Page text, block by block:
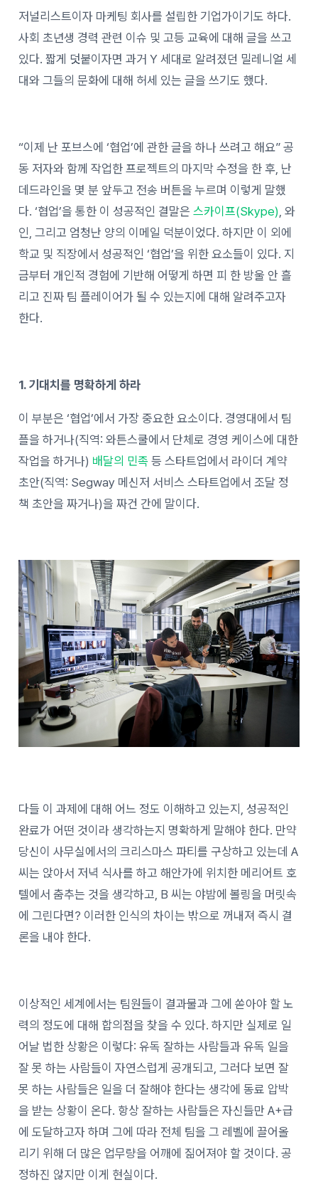
저널리스트이자 마케팅 회사를 설립한 기업가이기도 하다.
사회 초년생 경력 관련 이슈 및 고등 교육에 대해 글을 쓰고
있다. 짧게 덧붙이자면 과거 Y 세대로 알려졌던 밀레니얼 세
대와 그들의 문화에 대해 허세 있는 글을 쓰기도 했다.
“이제 난 포브스에 ‘협업’에 관한 글을 하나 쓰려고 해요” 공
동 저자와 함께 작업한 프로젝트의 마지막 수정을 한 후, 난
데드라인을 몇 분 앞두고 전송 버튼을 누르며 이렇게 말했
다. ‘협업’을 통한 이 성공적인 결말은스카이프(Skype) , 와
인, 그리고 엄청난 양의 이메일 덕분이었다. 하지만 이 외에
학교 및 직장에서 성공적인 ‘협업’을 위한 요소들이 있다. 지
금부터 개인적 경험에 기반해 어떻게 하면 피 한 방울 안 흘
리고 진짜 팀 플레이어가 될 수 있는지에 대해 알려주고자
한다.
1. 기대치를 명확하게 하라
이 부분은 ‘협업’에서 가장 중요한 요소이다. 경영대에서 팀
플을 하거나(직역: 와튼스쿨에서 단체로 경영 케이스에 대한
작업을 하거나) 배달의 민족 등 스타트업에서 라이더 계약
초안(직역: Segway 메신저 서비스 스타트업에서 조달 정
책 초안을 짜거나)을 짜건 간에 말이다.
다들 이 과제에 대해 어느 정도 이해하고 있는지, 성공적인
완료가 어떤 것이라 생각하는지 명확하게 말해야 한다. 만약
당신이 사무실에서의 크리스마스 파티를 구상하고 있는데 A
씨는 앉아서 저녁 식사를 하고 해안가에 위치한 메리어트 호
텔에서 춤추는 것을 생각하고, B 씨는 야밤에 볼링을 머릿속
에 그린다면? 이러한 인식의 차이는 밖으로 꺼내져 즉시 결
론을 내야 한다.
이상적인 세계에서는 팀원들이 결과물과 그에 쏟아야 할 노
력의 정도에 대해 합의점을 찾을 수 있다. 하지만 실제로 일
어날 법한 상황은 이렇다: 유독 잘하는 사람들과 유독 일을
잘 못 하는 사람들이 자연스럽게 공개되고, 그러다 보면 잘
못 하는 사람들은 일을 더 잘해야 한다는 생각에 동료 압박
을 받는 상황이 온다. 항상 잘하는 사람들은 자신들만 A+급
에 도달하고자 하며 그에 따라 전체 팀을 그 레벨에 끌어올
리기 위해 더 많은 업무량을 어깨에 짊어져야 할 것이다. 공
정하진 않지만 이게 현실이다.